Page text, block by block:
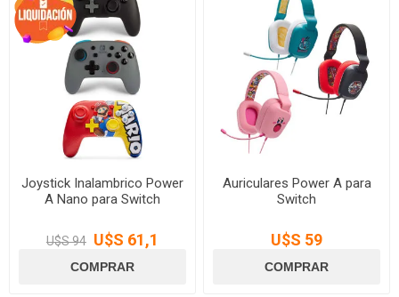
Joystick Inalambrico Power
A Nano para Switch
U$S 94 U$S 61,1
Auriculares Power A para
Switch
U$S 59